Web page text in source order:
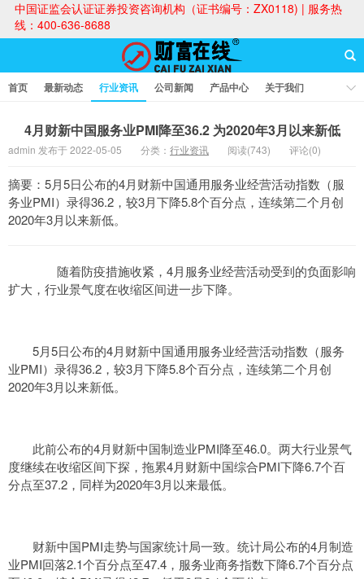
中国证监会认证证券投资咨询机构（证书编号：ZX0118) | 服务热
线：400-636-8688
首页 最新动态 行业资讯 公司新闻 产品中心
关于我们
4月财新中国服务业PMI降至36.2 为2020年3月以来新低
admin 发布于 2022-05-05 分类： 行业资讯 阅读(743) 评论(0)
摘要：5月5日公布的4月财新中国通用服务业经营活动指数（服
务业PMI）录得36.2，较3月下降5.8个百分点，连续第二个月创
2020年3月以来新低。
随着防疫措施收紧，4月服务业经营活动受到的负面影响
扩大，行业景气度在收缩区间进一步下降。
5月5日公布的4月财新中国通用服务业经营活动指数（服务
业PMI）录得36.2，较3月下降5.8个百分点，连续第二个月创
2020年3月以来新低。
此前公布的4月财新中国制造业PMI降至46.0。两大行业景气
度继续在收缩区间下探，拖累4月财新中国综合PMI下降6.7个百
分点至37.2，同样为2020年3月以来最低。
财新中国PMI走势与国家统计局一致。统计局公布的4月制造
业PMI回落2.1个百分点至47.4，服务业商务指数下降6.7个百分点